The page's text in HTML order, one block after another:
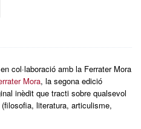
col·laboració amb la Ferrater Mora
Mora, la segona edició
inèdit que tracti sobre qualsevol
literatura, articulisme,